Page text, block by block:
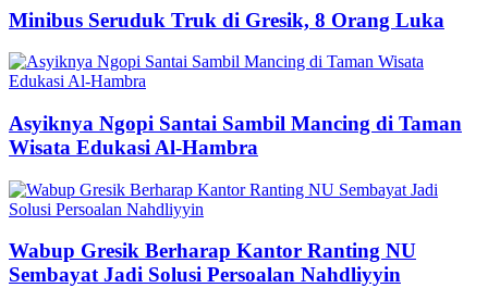
Minibus Seruduk Truk di Gresik, 8 Orang Luka
Asyiknya Ngopi Santai Sambil Mancing di Taman
Wisata Edukasi Al-Hambra
Wabup Gresik Berharap Kantor Ranting NU
Sembayat Jadi Solusi Persoalan Nahdliyyin